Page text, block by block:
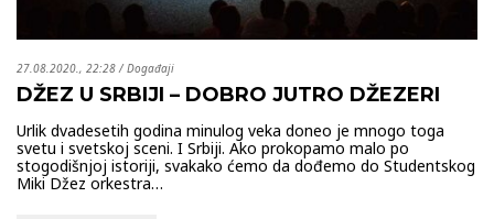
27.08.2020., 22:28/Događaji
DŽEZ U SRBIJI – DOBRO JUTRO DŽEZERI
Urlik dvadesetih godina minulog veka doneo je mnogo toga
svetu i svetskoj sceni. I Srbiji. Ako prokopamo malo po
stogodišnjoj istoriji, svakako ćemo da dođemo do Studentskog
Miki Džez orkestra…